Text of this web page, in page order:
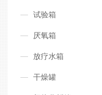
试验箱
厌氧箱
放疗水箱
干燥罐